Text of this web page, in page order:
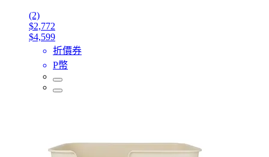
(2)
$2,772
$4,599
折價券
P幣